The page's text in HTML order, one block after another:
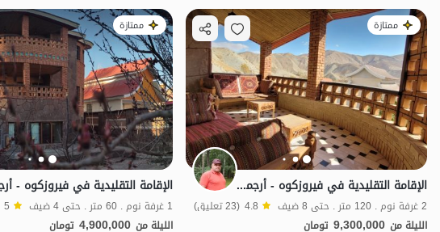
ممتازة
الإقامة التقليدية في فيروزكوه - أرجمند - 201
2 غرفة نوم . 120 متر . حتى 8 ضيف 4.8 (23 تعليق)
الليلة من 9,300,000 تومان
ممتازة
1 غرفة نوم . 60 متر . حتى 4 ضيف 5
الليلة من 4,900,000 تومان